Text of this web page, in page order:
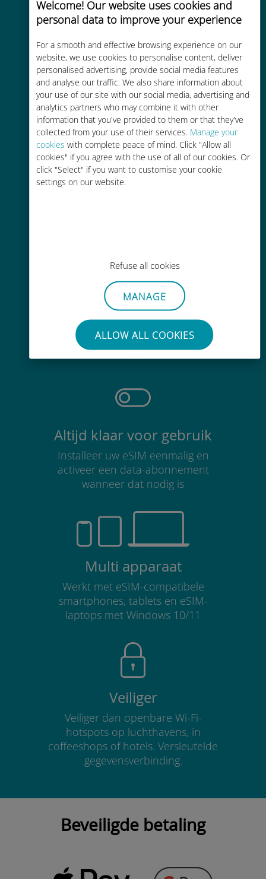
Welcome! Our website uses cookies and
personal data to improve your experience
For a smooth and effective browsing experience on our
website, we use cookies to personalise content, deliver
personalised advertising, provide social media features
and analyse our traffic. We also share information about
your use of our site with our social media, advertising and
analytics partners who may combine it with other
information that you've provided to them or that they've
collected from your use of their services. Manage your
cookies with complete peace of mind. Click "Allow all
cookies" if you agree with the use of all of our cookies. Or
click "Select" if you want to customise your cookie
settings on our website.
Refuse all cookies
MANAGE
ALLOW ALL COOKIES
Kosteneffectief
Tot 90% goedkoper dan
roamingkosten bij je huidige
provider
Moeiteloos
Je hoeft je bestaande simkaart niet
te verwijderen
Altijd klaar voor gebruik
Installeer uw eSIM eenmalig en
activeer een data-abonnement
wanneer dat nodig is
Multi apparaat
Werkt met eSIM-compatibele
smartphones, tablets en eSIM-
laptops met Windows 10/11
Veiliger
Veiliger dan openbare Wi-Fi-
hotspots op luchthavens, in
coffeeshops of hotels. Versleutelde
gegevensverbinding.
Beveiligde betaling